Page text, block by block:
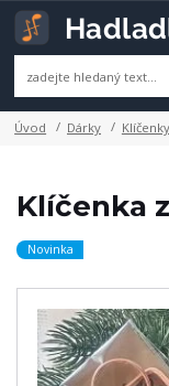
Úvod Dárky Klíčenky
Klíčenka
Novinka